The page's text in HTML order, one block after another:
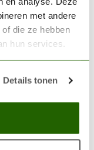
met andere
die ze hebben
hun services.
Details tonen
€3,06
tint
acrylverf(0)